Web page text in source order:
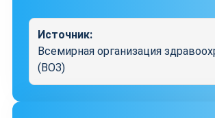
Источник:
Всемирная организация
(ВОЗ)